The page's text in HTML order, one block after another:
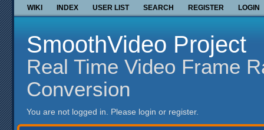
WIKI INDEX USER LIST SEARCH REGISTER LOGIN
SmoothVideo Project
Real Time Video Frame
Conversion
You are not logged in. Please login or register.